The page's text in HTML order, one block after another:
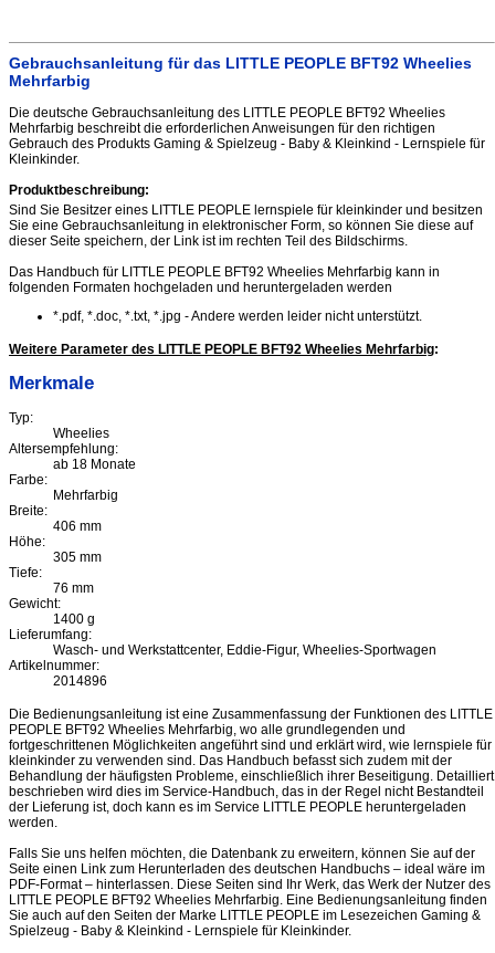
Gebrauchsanleitung für das LITTLE PEOPLE BFT92 Wheelies
Mehrfarbig
Die deutsche Gebrauchsanleitung des LITTLE PEOPLE BFT92 Wheelies
Mehrfarbig beschreibt die erforderlichen Anweisungen für den richtigen
Gebrauch des Produkts Gaming & Spielzeug - Baby & Kleinkind - Lernspiele für
Kleinkinder.
Produktbeschreibung:
Sind Sie Besitzer eines LITTLE PEOPLE lernspiele für kleinkinder und besitzen
Sie eine Gebrauchsanleitung in elektronischer Form, so können Sie diese auf
dieser Seite speichern, der Link ist im rechten Teil des Bildschirms.
Das Handbuch für LITTLE PEOPLE BFT92 Wheelies Mehrfarbig kann in
folgenden Formaten hochgeladen und heruntergeladen werden
*.pdf, *.doc, *.txt, *.jpg - Andere werden leider nicht unterstützt.
Weitere Parameter des LITTLE PEOPLE BFT92 Wheelies Mehrfarbig:
Merkmale
Typ:
Wheelies
Altersempfehlung:
ab 18 Monate
Farbe:
Mehrfarbig
Breite:
406 mm
Höhe:
305 mm
Tiefe:
76 mm
Gewicht:
1400 g
Lieferumfang:
Wasch- und Werkstattcenter, Eddie-Figur, Wheelies-Sportwagen
Artikelnummer:
2014896
Die Bedienungsanleitung ist eine Zusammenfassung der Funktionen des LITTLE
PEOPLE BFT92 Wheelies Mehrfarbig, wo alle grundlegenden und
fortgeschrittenen Möglichkeiten angeführt sind und erklärt wird, wie lernspiele für
kleinkinder zu verwenden sind. Das Handbuch befasst sich zudem mit der
Behandlung der häufigsten Probleme, einschließlich ihrer Beseitigung. Detailliert
beschrieben wird dies im Service-Handbuch, das in der Regel nicht Bestandteil
der Lieferung ist, doch kann es im Service LITTLE PEOPLE heruntergeladen
werden.
Falls Sie uns helfen möchten, die Datenbank zu erweitern, können Sie auf der
Seite einen Link zum Herunterladen des deutschen Handbuchs – ideal wäre im
PDF-Format – hinterlassen. Diese Seiten sind Ihr Werk, das Werk der Nutzer des
LITTLE PEOPLE BFT92 Wheelies Mehrfarbig. Eine Bedienungsanleitung finden
Sie auch auf den Seiten der Marke LITTLE PEOPLE im Lesezeichen Gaming &
Spielzeug - Baby & Kleinkind - Lernspiele für Kleinkinder.